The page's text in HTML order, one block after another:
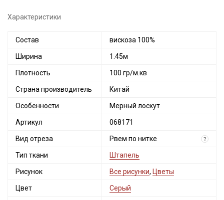
Характеристики
Состав вискоза 100%
Ширина 1.45м
Плотность 100 гр/м.кв
Страна производитель Китай
Особенности Мерный лоскут
Артикул 068171
Вид отреза Рвем по нитке ?
Тип ткани Штапель
Рисунок Все рисунки, Цветы
Цвет Серый